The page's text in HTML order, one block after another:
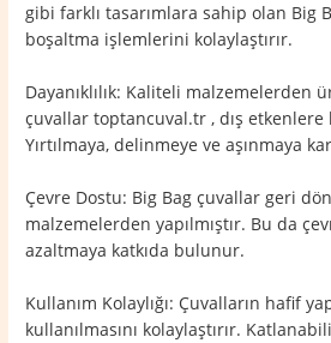
gibi farklı tasarımlara sahip olan Big
boşaltma işlemlerini kolaylaştırır.
Dayanıklılık: Kaliteli malzemelerden
çuvallar toptancuval.tr , dış etkenlere
Yırtılmaya, delinmeye ve aşınmaya
Çevre Dostu: Big Bag çuvallar geri
malzemelerden yapılmıştır. Bu da
azaltmaya katkıda bulunur.
Kullanım Kolaylığı: Çuvalların hafif
kullanılmasını kolaylaştırır.